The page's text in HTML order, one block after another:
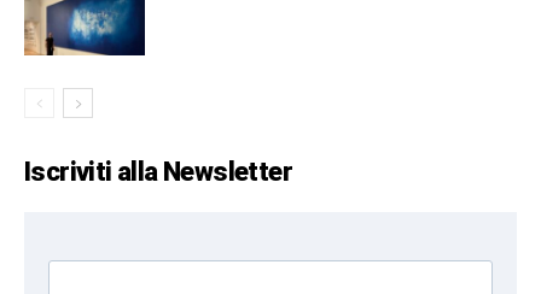
Iscriviti alla Newsletter